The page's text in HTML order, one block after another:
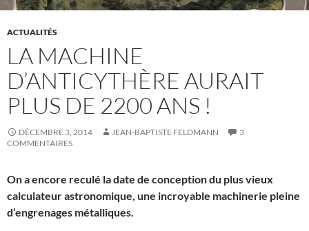
ACTUALITÉS
LA MACHINE
D’ANTICYTHÈRE AURAIT
PLUS DE 2200 ANS !
DÉCEMBRE 3, 2014 JEAN-BAPTISTE FELDMANN
3
COMMENTAIRES
On a encore reculé la date de conception du plus vieux
calculateur astronomique, une incroyable machinerie pleine
d’engrenages métalliques.